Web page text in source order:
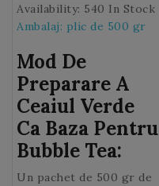
Availability: 540 In Stock
Ambalaj: plic de 500 gr
Mod De
Preparare A
Ceaiul Verde
Ca Baza Pentru
Bubble Tea:
Un pachet de 500 gr de